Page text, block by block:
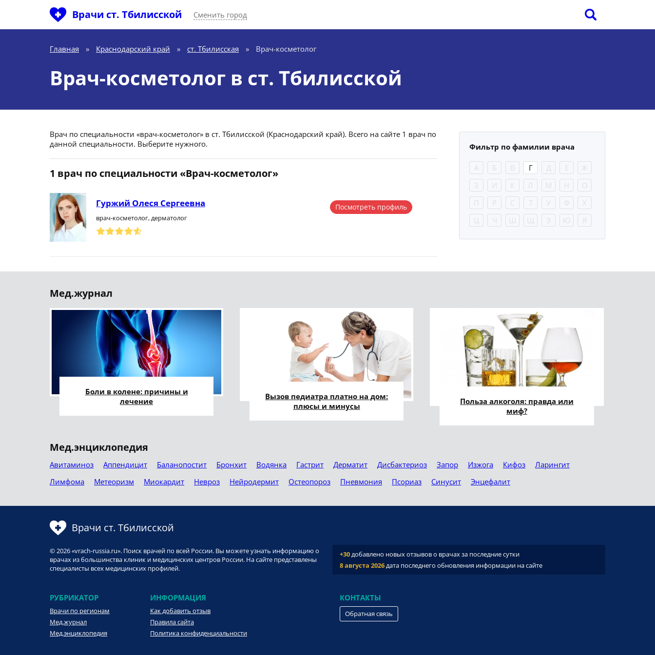
Врачи ст. Тбилисской Сменить город
Главная » Краснодарский край » ст. Тбилисская » Врач-косметолог
Врач-косметолог в ст. Тбилисской
Врач по специальности «врач-косметолог» в ст. Тбилисской (Краснодарский край). Всего на сайте 1 врач по
данной специальности. Выберите нужного.
1 врач по специальности «Врач-косметолог»
Гуржий Олеся Сергеевна
врач-косметолог, дерматолог
Посмотреть профиль
Фильтр по фамилии врача
А Б В Г Д Е
Ж
З
И К Л М Н
О
П
Р С Т У Ф
Х
Ц
Ч Ш Щ Э Ю Я
Мед.журнал
Боли в колене: причины и
лечение
Вызов педиатра платно на дом:
плюсы и минусы
Польза алкоголя: правда или
миф?
Мед.энциклопедия
Авитаминоз Аппендицит Баланопостит Бронхит Водянка Гастрит Дерматит Дисбактериоз Запор Изжога Кифоз
Ларингит
Лимфома
Метеоризм Миокардит Невроз Нейродермит Остеопороз Пневмония Псориаз Синусит Энцефалит
Врачи ст. Тбилисской
© 2026 «vrach-russia.ru». Поиск врачей по всей России. Вы можете узнать информацию о
врачах из большинства клиник и медицинских центров России. На сайте представлены
специалисты всех медицинских профилей.
+30добавлено новых отзывов о врачах за последние сутки
8 августа 2026дата последнего обновления информации на сайте
РУБРИКАТОР
Врачи по регионам
Мед.журнал
Мед.энциклопедия
ИНФОРМАЦИЯ
Как добавить отзыв
Правила сайта
Политика конфиденциальности
КОНТАКТЫ
Обратная связь